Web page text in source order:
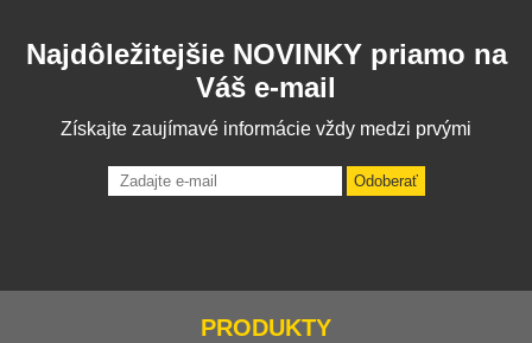
Najdôležitejšie NOVINKY priamo na
Váš e-mail
Získajte zaujímavé informácie vždy medzi prvými
Odoberať
PRODUKTY